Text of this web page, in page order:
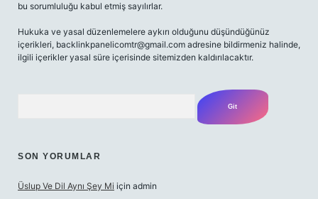
bu sorumluluğu kabul etmiş sayılırlar.
Hukuka ve yasal düzenlemelere aykırı olduğunu düşündüğünüz
içerikleri, backlinkpanelicomtr@gmail.com adresine bildirmeniz halinde,
ilgili içerikler yasal süre içerisinde sitemizden kaldırılacaktır.
SON YORUMLAR
Üslup Ve Dil Aynı Şey Mi için admin